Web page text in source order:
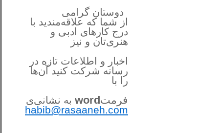
دوستان گرامی
از شما که علاقه‌مندید با
درج کارهای‌ ادبی و
هنری‌تان و نیز
اخبار و اطلاعات تازه در
رسانه شرکت کنید آن‌ها
را با
فرمتword به نشانی‌ی
habib@rasaaneh.com